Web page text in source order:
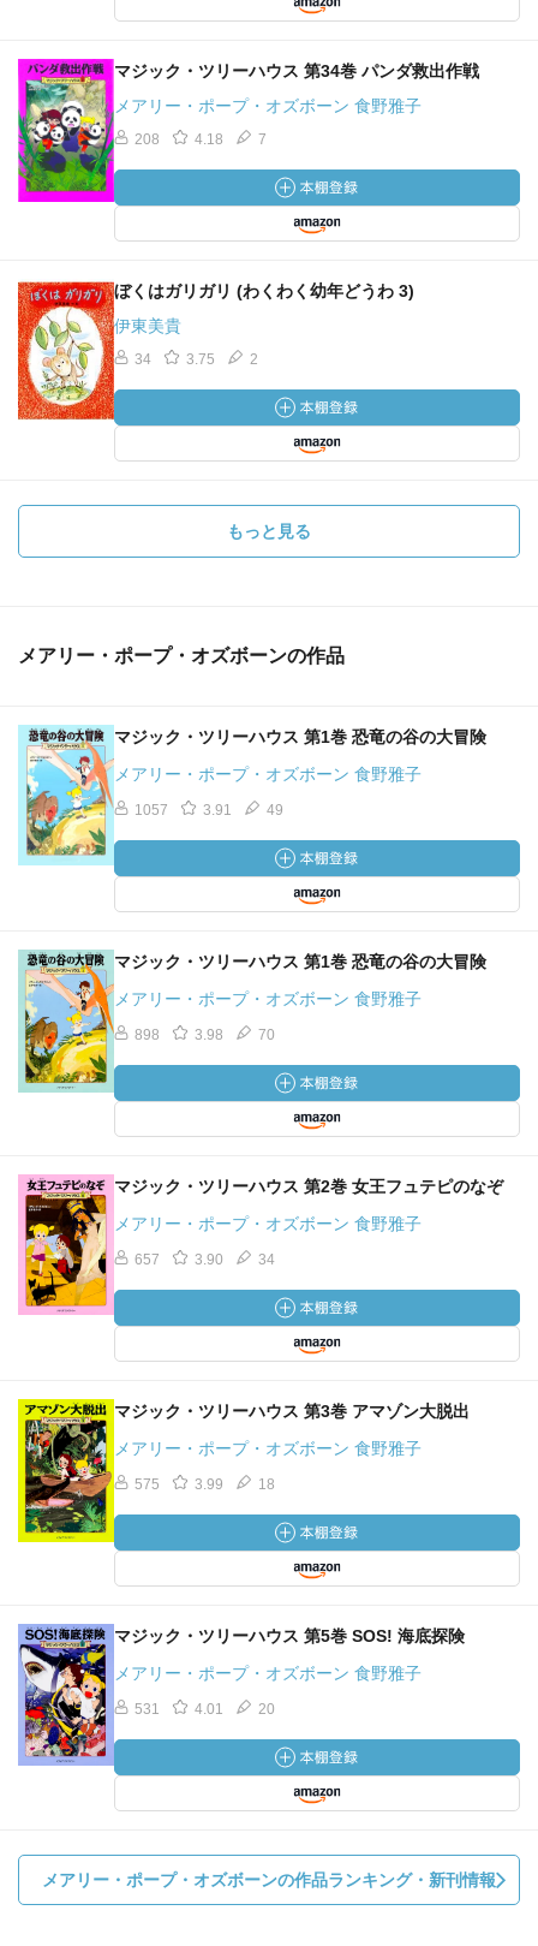
マジック・ツリーハウス 第34巻 パンダ救出作戦
メアリー・ポープ・オズボーン 食野雅子
208 4.18 7
ぼくはガリガリ (わくわく幼年どうわ 3)
伊東美貴
34 3.75 2
もっと見る
メアリー・ポープ・オズボーンの作品
マジック・ツリーハウス 第1巻 恐竜の谷の大冒険
メアリー・ポープ・オズボーン 食野雅子
1057 3.91 49
マジック・ツリーハウス 第1巻 恐竜の谷の大冒険
メアリー・ポープ・オズボーン 食野雅子
898 3.98 70
マジック・ツリーハウス 第2巻 女王フュテピのなぞ
メアリー・ポープ・オズボーン 食野雅子
657 3.90 34
マジック・ツリーハウス 第3巻 アマゾン大脱出
メアリー・ポープ・オズボーン 食野雅子
575 3.99 18
マジック・ツリーハウス 第5巻 SOS! 海底探険
メアリー・ポープ・オズボーン 食野雅子
531 4.01 20
メアリー・ポープ・オズボーンの作品ランキング・新刊情報